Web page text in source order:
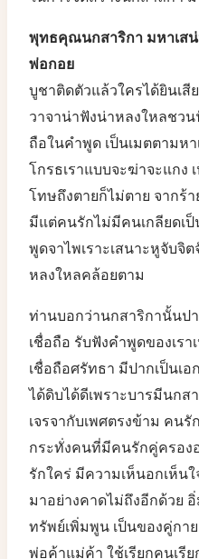
พุทธคุณนกสาริกา มหาเส
พ่อกอย
บูชาติดตัวแล้วใครได้ยินเสี
วาจาน่าฟังน่าหลงใหลชวน
ถือในคำพูด เป็นเมตตามห
โกรธเราแบบจะฆ่าจะแกง
โทษถึงตายก็ไม่ตาย จากร้
มีแต่คนรักไม่มีคนเกลียดเป็
พูดจาไพเราะเสนาะหูจับจิ
หลงใหลคล้อยตาม
ท่านบอกว่านกสาริกานั้นป
เชื่อถือ รับฟังคำพูดของเร
เชื่อถือศรัทธา มีปากเป็นเ
ได้ดิบได้ดีเพราะบารมีนกส
เจรจากับเพศตรงข้าม คน
กระทั่งคนที่มีคนรักคู่ครอง
รักใคร่ มีความเห็นอกเห็น
มาอย่างคาดไม่ถึงอีกด้วย
ทรัพย์เพิ่มพูน เป็นของคู่กา
พ่อค้าแม่ค้า ใช้เรียกคนเรี